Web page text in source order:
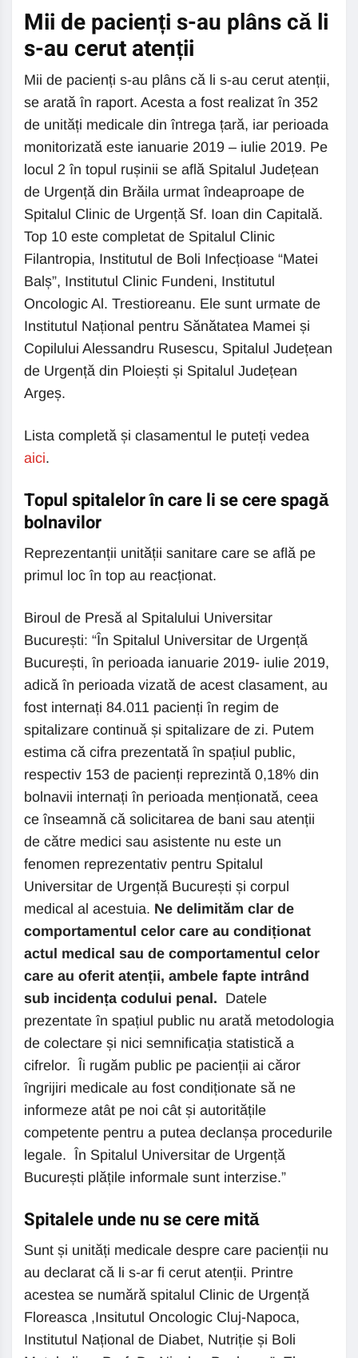
Mii de pacienți s-au plâns că li
s-au cerut atenții
Mii de pacienți s-au plâns că li s-au cerut atenții,
se arată în raport. Acesta a fost realizat în 352
de unități medicale din întrega țară, iar perioada
monitorizată este ianuarie 2019 – iulie 2019. Pe
locul 2 în topul rușinii se află Spitalul Județean
de Urgență din Brăila urmat îndeaproape de
Spitalul Clinic de Urgență Sf. Ioan din Capitală.
Top 10 este completat de Spitalul Clinic
Filantropia, Institutul de Boli Infecțioase “Matei
Balș”, Institutul Clinic Fundeni, Institutul
Oncologic Al. Trestioreanu. Ele sunt urmate de
Institutul Național pentru Sănătatea Mamei și
Copilului Alessandru Rusescu, Spitalul Județean
de Urgență din Ploiești și Spitalul Județean
Argeș.
Lista completă și clasamentul le puteți vedea
aici.
Topul spitalelor în care li se cere spagă
bolnavilor
Reprezentanții unității sanitare care se află pe
primul loc în top au reacționat.
Biroul de Presă al Spitalului Universitar
București: “În Spitalul Universitar de Urgență
București, în perioada ianuarie 2019- iulie 2019,
adică în perioada vizată de acest clasament, au
fost internați 84.011 pacienți în regim de
spitalizare continuă și spitalizare de zi. Putem
estima că cifra prezentată în spațiul public,
respectiv 153 de pacienți reprezintă 0,18% din
bolnavii internați în perioada menționată, ceea
ce înseamnă că solicitarea de bani sau atenții
de către medici sau asistente nu este un
fenomen reprezentativ pentru Spitalul
Universitar de Urgență București și corpul
medical al acestuia. Ne delimităm clar de
comportamentul celor care au condiționat
actul medical sau de comportamentul celor
care au oferit atenții, ambele fapte intrând
sub incidența codului penal. Datele
prezentate în spațiul public nu arată metodologia
de colectare și nici semnificația statistică a
cifrelor. Îi rugăm public pe pacienții ai căror
îngrijiri medicale au fost condiționate să ne
informeze atât pe noi cât și autoritățile
competente pentru a putea declanșa procedurile
legale. În Spitalul Universitar de Urgență
București plățile informale sunt interzise.”
Spitalele unde nu se cere mită
Sunt și unități medicale despre care pacienții nu
au declarat că li s-ar fi cerut atenții. Printre
acestea se numără spitalul Clinic de Urgență
Floreasca ,Insitutul Oncologic Cluj-Napoca,
Institutul Național de Diabet, Nutriție și Boli